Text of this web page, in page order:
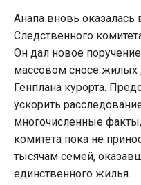
Анапа вновь
Следственного
Он дал новое
массовом сносе жилых
Генплана курорта.
ускорить
многочисленные
комитета пока не
тысячам семей,
единственного жилья.